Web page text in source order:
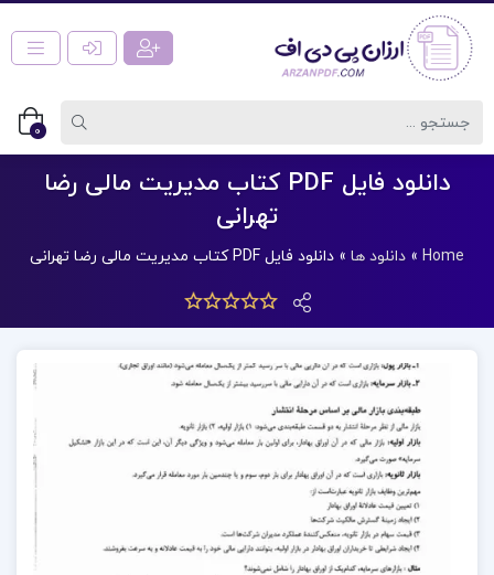
0
دانلود فایل PDF کتاب مدیریت مالی رضا
تهرانی
Home
» دانلود ها » دانلود فایل PDF کتاب مدیریت مالی رضا تهرانی